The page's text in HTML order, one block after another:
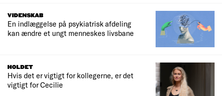
VIDENSKAB
En indlæggelse på psykiatrisk afdeling
kan ændre et ungt menneskes livsbane
HOLDET
Hvis det er vigtigt for kollegerne, er det
vigtigt for Cecilie